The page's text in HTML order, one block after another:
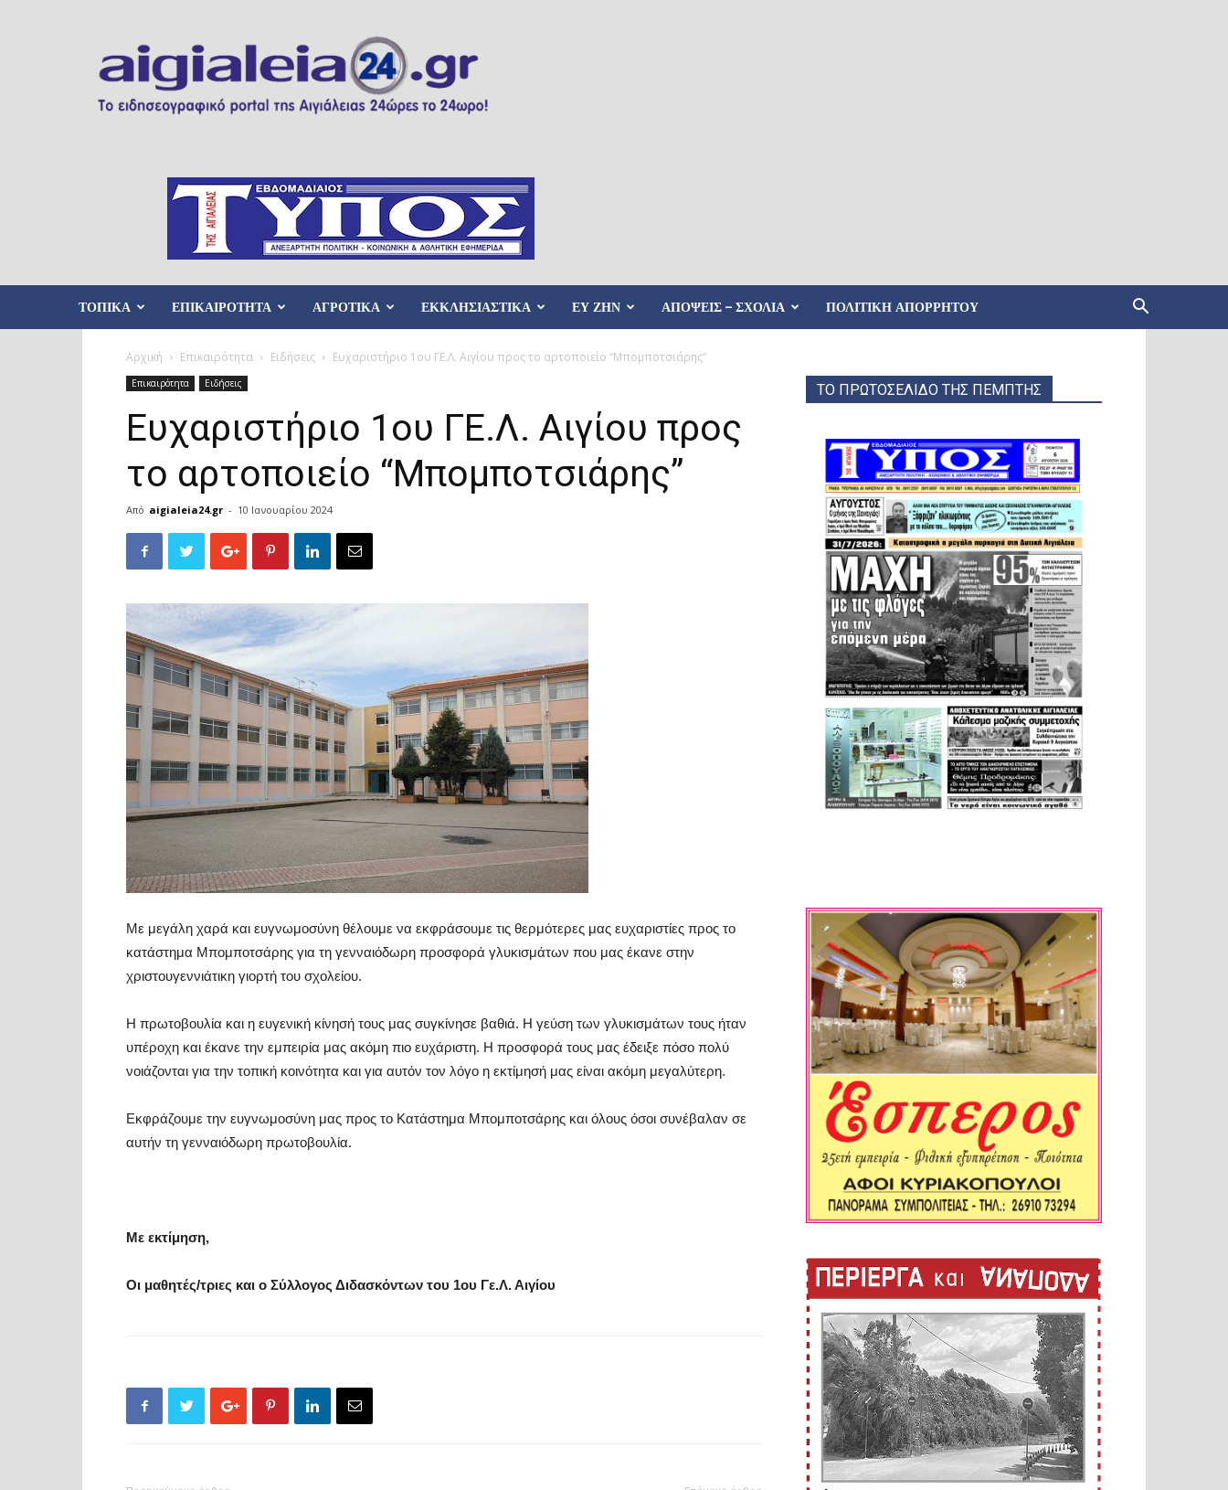
ΤΟΠΙΚΑ ΕΠΙΚΑΙΡΟΤΗΤΑ ΑΓΡΟΤΙΚΑ ΕΚΚΛΗΣΙΑΣΤΙΚΑ ΕΥ ΖΗΝ ΑΠΟΨΕΙΣ – ΣΧΟΛΙΑ ΠΟΛΙΤΙΚΉ ΑΠΟΡΡΉΤΟΥ
Αρχική Επικαιρότητα Ειδήσεις Ευχαριστήριο 1ου ΓΕ.Λ. Αιγίου προς το αρτοποιείο “Μπομποτσιάρης”
Επικαιρότητα Ειδήσεις
Ευχαριστήριο 1ου ΓΕ.Λ. Αιγίου προς
το αρτοποιείο “Μπομποτσιάρης”
Από aigialeia24.gr - 10 Ιανουαρίου 2024
Με μεγάλη χαρά και ευγνωμοσύνη θέλουμε να εκφράσουμε τις θερμότερες μας ευχαριστίες προς το
κατάστημα Μπομποτσάρης για τη γενναιόδωρη προσφορά γλυκισμάτων που μας έκανε στην
χριστουγεννιάτικη γιορτή του σχολείου.
Η πρωτοβουλία και η ευγενική κίνησή τους μας συγκίνησε βαθιά. Η γεύση των γλυκισμάτων τους ήταν
υπέροχη και έκανε την εμπειρία μας ακόμη πιο ευχάριστη. Η προσφορά τους μας έδειξε πόσο πολύ
νοιάζονται για την τοπική κοινότητα και για αυτόν τον λόγο η εκτίμησή μας είναι ακόμη μεγαλύτερη.
Εκφράζουμε την ευγνωμοσύνη μας προς το Κατάστημα Μπομποτσάρης και όλους όσοι συνέβαλαν σε
αυτήν τη γενναιόδωρη πρωτοβουλία.
Με εκτίμηση,
Οι μαθητές/τριες και ο Σύλλογος Διδασκόντων του 1ου Γε.Λ. Αιγίου
ΤΟ ΠΡΩΤΟΣΕΛΙΔΟ ΤΗΣ ΠΕΜΠΤΗΣ